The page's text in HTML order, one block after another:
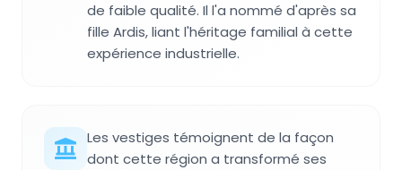
de faible qualité. Il l'a nommé d'après sa
fille Ardis, liant l'héritage familial à cette
expérience industrielle.
Les vestiges témoignent de la façon
dont cette région a transformé ses